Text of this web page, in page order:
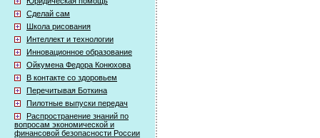
Сделай сам
Школа рисования
Интеллект и технологии
Инновационное образование
Ойкумена Федора Конюхова
В контакте со здоровьем
Перечитывая Боткина
Пилотные выпуски передач
Распространение знаний по
вопросам экономической и
финансовой безопасности России